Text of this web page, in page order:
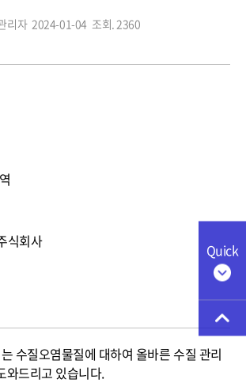
Quick
리자 2024-01-04 조회. 2360
식회사
수질오염물질에 대하여 올바른 수질 관리
와드리고 있습니다.